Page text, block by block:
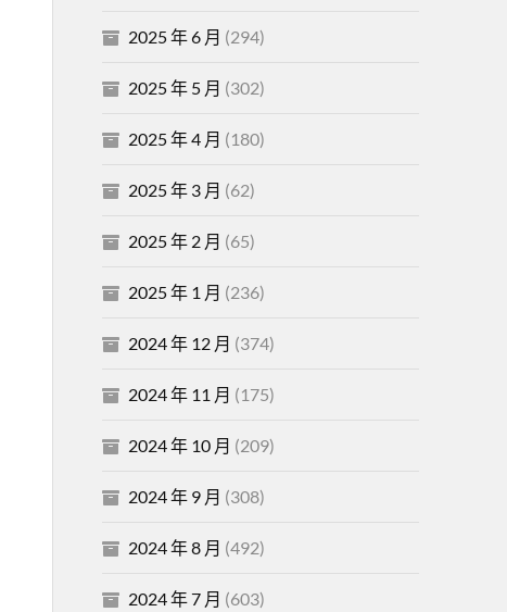
2025 年 6 月 (294)
2025 年 5 月 (302)
2025 年 4 月 (180)
2025 年 3 月 (62)
2025 年 2 月 (65)
2025 年 1 月 (236)
2024 年 12 月 (374)
2024 年 11 月 (175)
2024 年 10 月 (209)
2024 年 9 月 (308)
2024 年 8 月 (492)
2024 年 7 月 (603)